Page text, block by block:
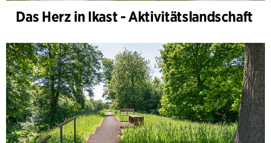
Das Herz in Ikast - Aktivitätslandschaft